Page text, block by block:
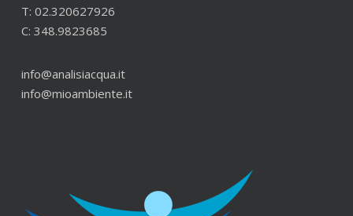
T: 02.320627926
C: 348.9823685
info@analisiacqua.it
info@mioambiente.it